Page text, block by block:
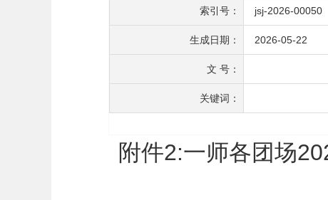
索引号： jsj-2026-00050
生成日期： 2026-05-22
文 号：
关键词：
附件2:一师各团场